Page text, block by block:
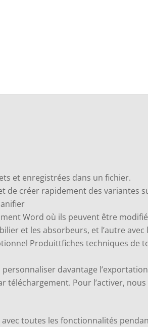
et enregistrées dans un fichier.
de créer rapidement des variantes
Word où ils peuvent être
et les absorbeurs, et l’autre
Produittfiches techniques de
davantage
téléchargement. Pour l’activer,
toutes les fonctionnalités